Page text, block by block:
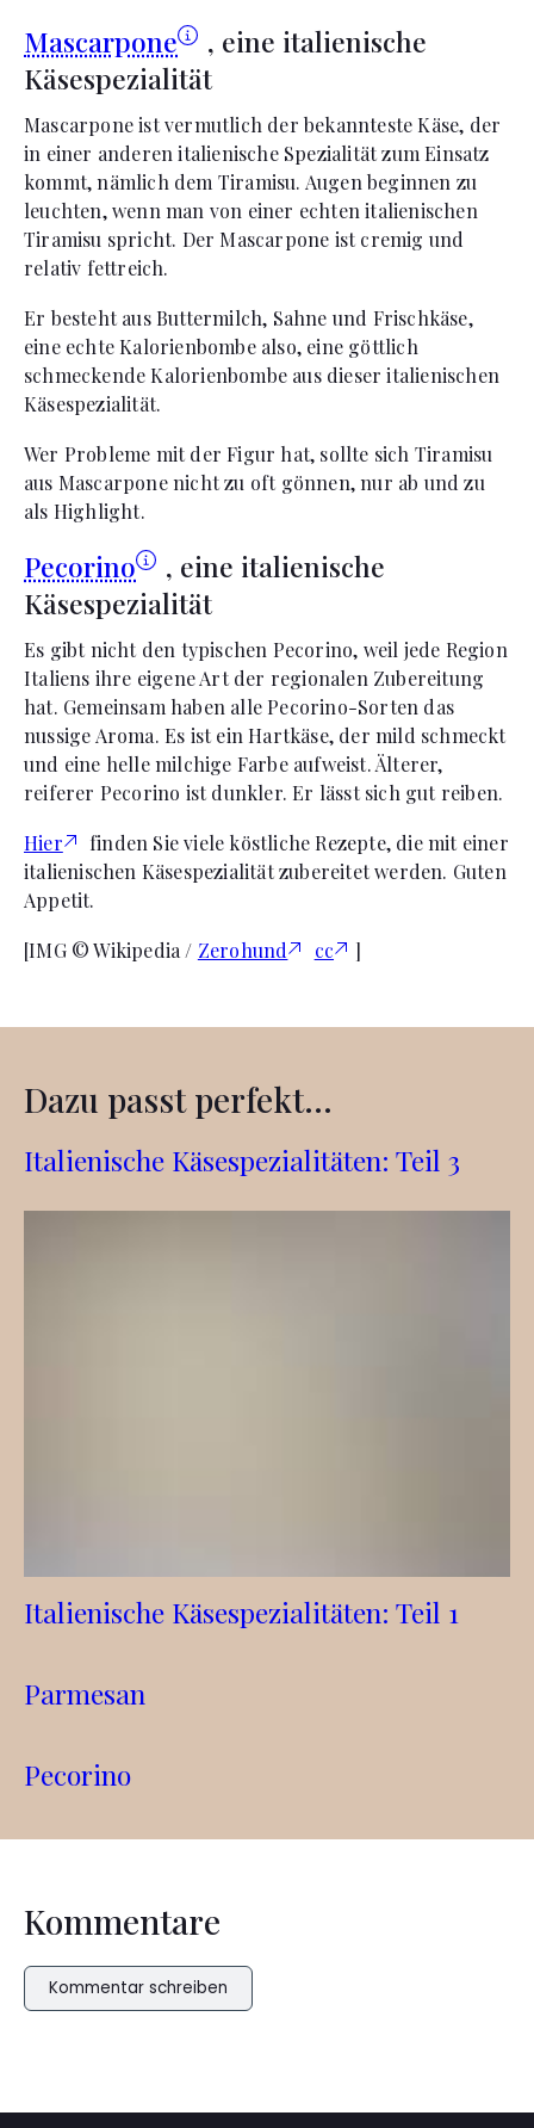
Mascarpone
, eine italienische
Käsespezialität
Mascarpone ist vermutlich der bekannteste Käse, der
in einer anderen italienische Spezialität zum Einsatz
kommt, nämlich dem Tiramisu. Augen beginnen zu
leuchten, wenn man von einer echten italienischen
Tiramisu spricht. Der Mascarpone ist cremig und
relativ fettreich.
Er besteht aus Buttermilch, Sahne und Frischkäse,
eine echte Kalorienbombe also, eine göttlich
schmeckende Kalorienbombe aus dieser italienischen
Käsespezialität.
Wer Probleme mit der Figur hat, sollte sich Tiramisu
aus Mascarpone nicht zu oft gönnen, nur ab und zu
als Highlight.
Pecorino
, eine italienische
Käsespezialität
Es gibt nicht den typischen Pecorino, weil jede Region
Italiens ihre eigene Art der regionalen Zubereitung
hat. Gemeinsam haben alle Pecorino-Sorten das
nussige Aroma. Es ist ein Hartkäse, der mild schmeckt
und eine helle milchige Farbe aufweist. Älterer,
reiferer Pecorino ist dunkler. Er lässt sich gut reiben.
Hier
finden Sie viele köstliche Rezepte, die mit einer
italienischen Käsespezialität zubereitet werden. Guten
Appetit.
[IMG © Wikipedia / Zerohund cc ]
Dazu passt perfekt...
Italienische Käsespezialitäten: Teil 3
Italienische Käsespezialitäten: Teil 1
Parmesan
Pecorino
Kommentare
Kommentar schreiben